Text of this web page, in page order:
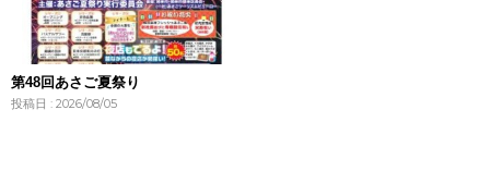
第48回あさご夏祭り
投稿日 : 2026/08/05